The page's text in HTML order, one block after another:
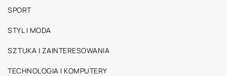
SPORT
STYL I MODA
SZTUKA I ZAINTERESOWANIA
TECHNOLOGIA I KOMPUTERY